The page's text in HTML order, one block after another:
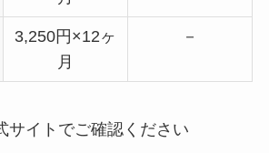
3,250円×12ヶ
月
－
イトでご確認ください